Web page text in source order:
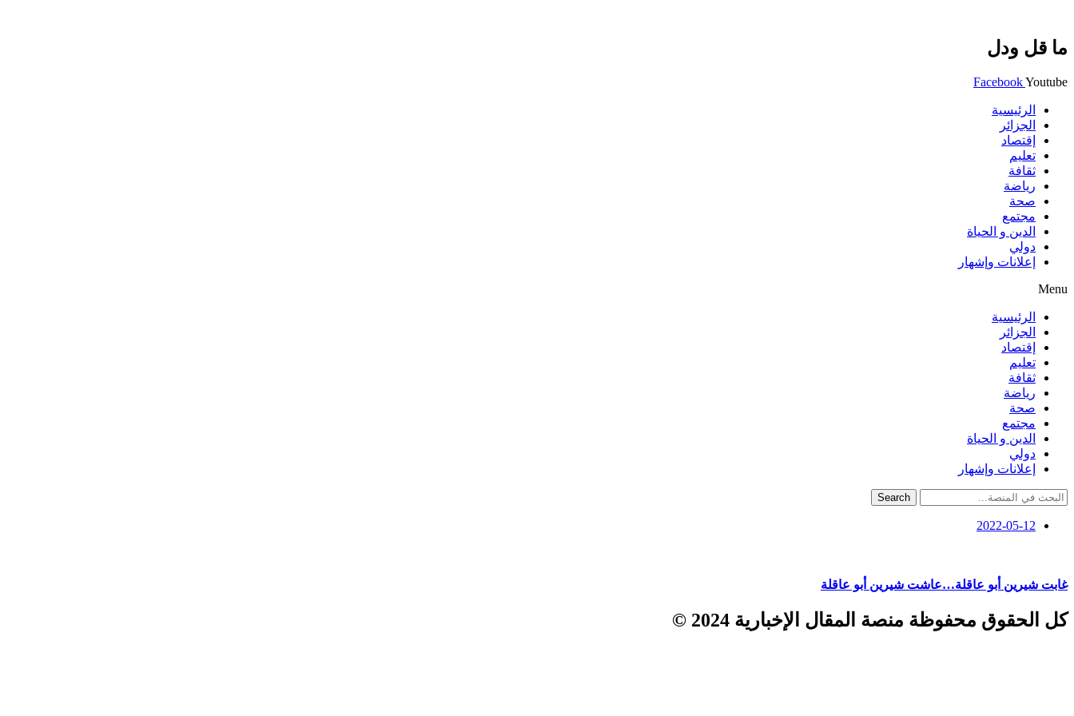
ما قل ودل
FacebookYoutube
الرئيسية
الجزائر
إقتصاد
تعليم
ثقافة
رياضة
صحة
مجتمع
الدين و الحياة
دولي
إعلانات وإشهار
Menu
الرئيسية
الجزائر
إقتصاد
تعليم
ثقافة
رياضة
صحة
مجتمع
الدين و الحياة
دولي
إعلانات وإشهار
Search
2022-05-12
غابت شيرين أبو عاقلة…عاشت شيرين أبو عاقلة
كل الحقوق محفوظة منصة المقال الإخبارية 2024 ©